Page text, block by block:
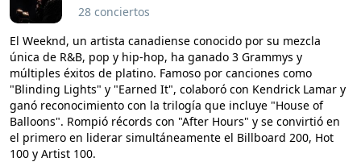
28 conciertos
El Weeknd, un artista canadiense conocido por su mezcla
única de R&B, pop y hip-hop, ha ganado 3 Grammys y
múltiples éxitos de platino. Famoso por canciones como
"Blinding Lights" y "Earned It", colaboró con Kendrick Lamar y
ganó reconocimiento con la trilogía que incluye "House of
Balloons". Rompió récords con "After Hours" y se convirtió en
el primero en liderar simultáneamente el Billboard 200, Hot
100 y Artist 100.